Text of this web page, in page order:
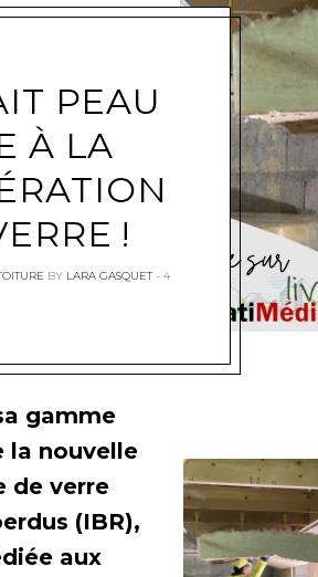
PEAU
À LA
!
BY LARA GASQUET
4
gamme
la nouvelle
de verre
(IBR),
aux